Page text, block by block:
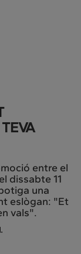
entre el
dissabte 11
una
eslògan: "Et
vals".